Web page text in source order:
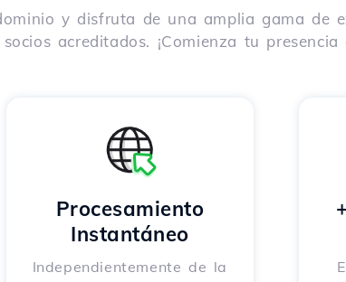
y disfruta de una amplia gama de
acreditados. ¡Comienza tu
Procesamiento
Instantáneo
Independientemente de la